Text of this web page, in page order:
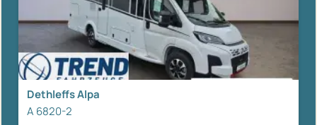
Dethleffs Alpa
A 6820-2